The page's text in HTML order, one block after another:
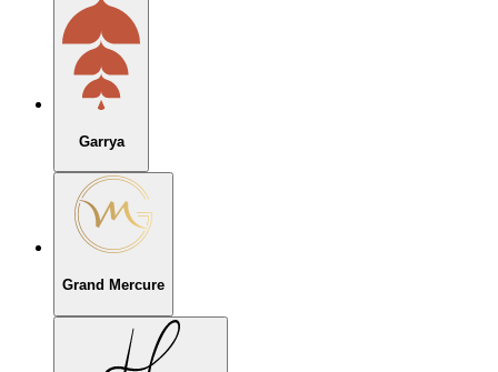
Garrya
Grand Mercure